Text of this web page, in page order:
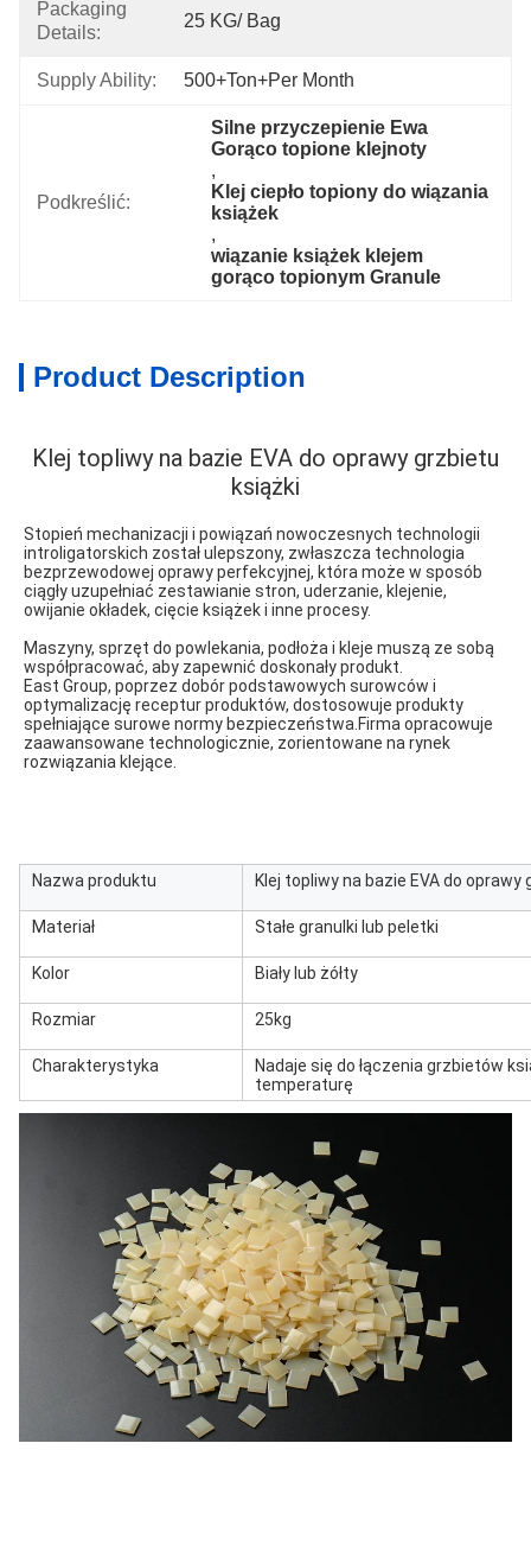
Packaging
Details:
25 KG/ Bag
Supply Ability: 500+Ton+per Month
Podkreślić:
Silne przyczepienie Ewa
Gorąco topione klejnoty
,
Klej ciepło topiony do wiązania
książek
,
wiązanie książek klejem
gorąco topionym Granule
Product Description
Klej topliwy na bazie EVA do oprawy grzbietu
książki
Stopień mechanizacji i powiązań nowoczesnych technologii
introligatorskich został ulepszony, zwłaszcza technologia
bezprzewodowej oprawy perfekcyjnej, która może w sposób
ciągły uzupełniać zestawianie stron, uderzanie, klejenie,
owijanie okładek, cięcie książek i inne procesy.
Maszyny, sprzęt do powlekania, podłoża i kleje muszą ze sobą
współpracować, aby zapewnić doskonały produkt.
East Group, poprzez dobór podstawowych surowców i
optymalizację receptur produktów, dostosowuje produkty
spełniające surowe normy bezpieczeństwa.Firma opracowuje
zaawansowane technologicznie, zorientowane na rynek
rozwiązania klejące.
Nazwa produktu Klej topliwy na bazie EVA do
Materiał Stałe granulki lub peletki
Kolor Biały lub żółty
Rozmiar 25kg
Charakterystyka
Nadaje się do łączenia grzbietów
temperaturę